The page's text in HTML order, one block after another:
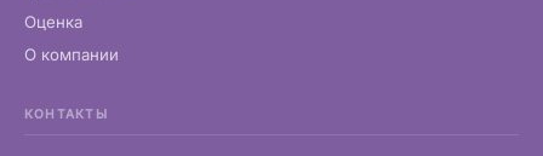
Оценка
О компании
КОНТАКТЫ